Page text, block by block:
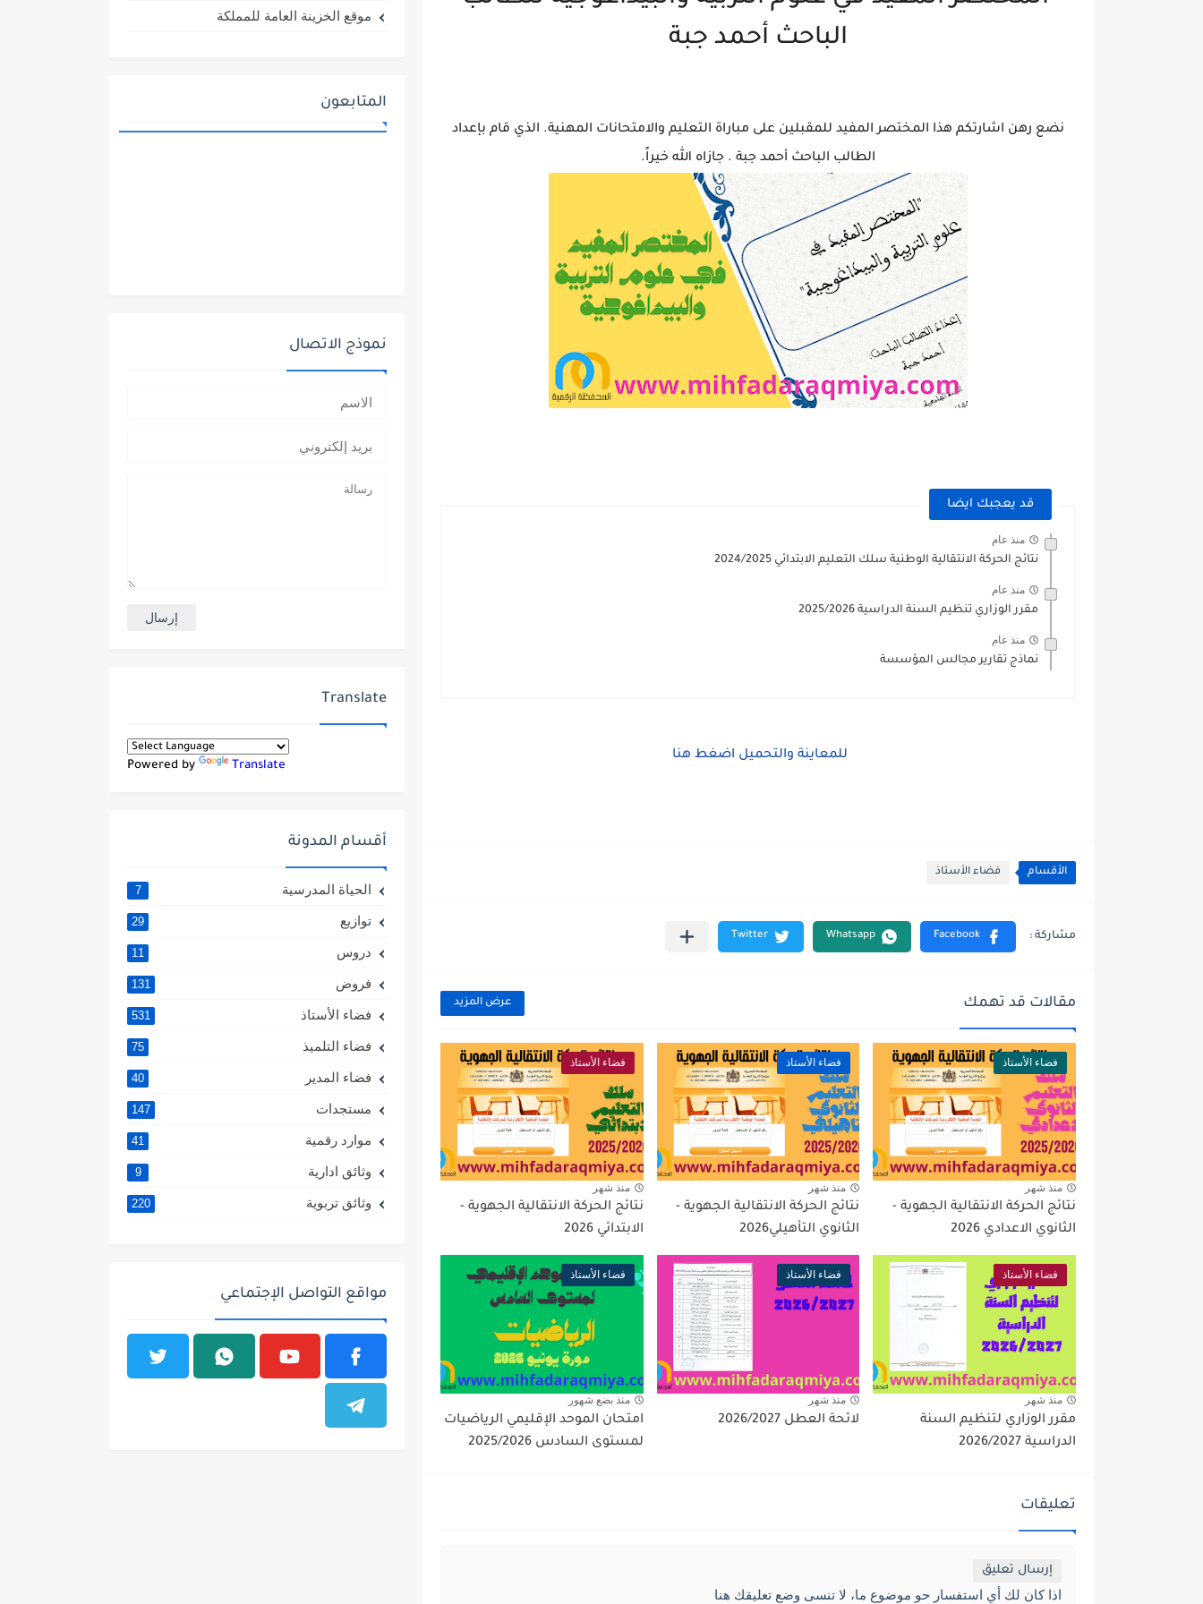
الباحث أحمد جبة
نضع رهن اشارتكم هذا المختصر المفيد للمقبلين على مباراة التعليم والامتحانات المهنية. الذي قام بإعداد
الطالب الباحث أحمد جبة . جازاه الله خيراً.
قد يعجبك ايضا
منذ عام
نتائج الحركة الانتقالية الوطنية سلك التعليم الابتدائي 2024/2025
منذ عام
مقرر الوزاري تنظيم السنة الدراسية 2025/2026
منذ عام
نماذج تقارير مجالس المؤسسة
للمعاينة والتحميل اضغط هنا
الأقسام فضاء الأستاذ
مقالات قد تهمك عرض المزيد
فضاء الأستاذ
منذ شهر
نتائج الحركة الانتقالية الجهوية -
الثانوي الاعدادي 2026
فضاء الأستاذ
منذ شهر
نتائج الحركة الانتقالية الجهوية -
الثانوي التأهيلي2026
فضاء الأستاذ
منذ شهر
نتائج الحركة الانتقالية الجهوية -
الابتدائي 2026
فضاء الأستاذ
منذ شهر
مقرر الوزاري لتنظيم السنة
الدراسية 2026/2027
فضاء الأستاذ
منذ شهر
لائحة العطل 2026/2027
فضاء الأستاذ
منذ بضع شهور
امتحان الموحد الإقليمي الرياضيات
لمستوى السادس 2025/2026
تعليقات
إرسال تعليق
اذا كان لك أي استفسار حو موضوع ما، لا تنسى وضع تعليقك هنا
موقع الخزينة العامة للمملكة
المتابعون
نموذج الاتصال
Translate
Powered by Translate
أقسام المدونة
الحياة المدرسية 7
توازيع 29
دروس 11
فروض 131
فضاء الأستاذ 531
فضاء التلميذ 75
فضاء المدير 40
مستجدات 147
موارد رقمية 41
وثائق ادارية 9
وثائق تربوية 220
مواقع التواصل الإجتماعي